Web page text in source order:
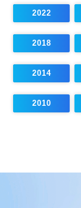
2022
2018
2014
2010